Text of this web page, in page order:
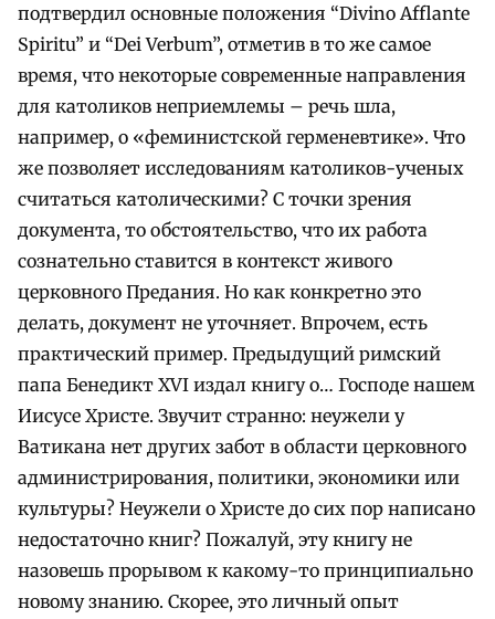
подтвердил основные положения “Divino Afflante
Spiritu” и “Dei Verbum”, отметив в то же самое
время, что некоторые современные направления
для католиков неприемлемы – речь шла,
например, о «феминистской герменевтике». Что
же позволяет исследованиям католиков-ученых
считаться католическими? С точки зрения
документа, то обстоятельство, что их работа
сознательно ставится в контекст живого
церковного Предания. Но как конкретно это
делать, документ не уточняет. Впрочем, есть
практический пример. Предыдущий римский
папа Бенедикт XVI издал книгу о… Господе нашем
Иисусе Христе. Звучит странно: неужели у
Ватикана нет других забот в области церковного
администрирования, политики, экономики или
культуры? Неужели о Христе до сих пор написано
недостаточно книг? Пожалуй, эту книгу не
назовешь прорывом к какому-то принципиально
новому знанию. Скорее, это личный опыт